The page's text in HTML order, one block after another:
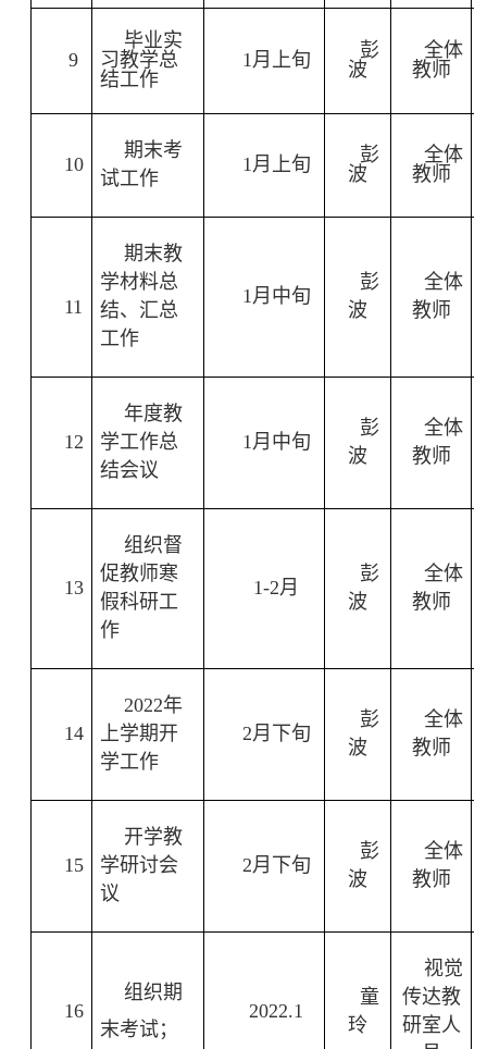
9
毕业实
习教学总
结工作
1 月上旬
彭
波
全体
教师
10
期末考
试工作
1 月上旬
彭
波
全体
教师
11
期末教
学材料总
结、汇总
工作
1 月中旬
彭
波
全体
教师
12
年度教
学工作总
结会议
1 月中旬
彭
波
全体
教师
13
组织督
促教师寒
假科研工
作
1-2月
彭
波
全体
教师
14
2022年
上学期开
学工作
2月下旬
彭
波
全体
教师
15
开学教
学研讨会
议
2月下旬
彭
波
全体
教师
16
组织期
末考试；
2022.1
童
玲
视觉
传达教
研室人